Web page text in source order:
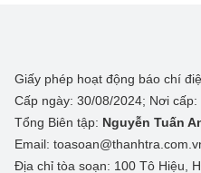
Giấy phép hoạt động báo chí
Cấp ngày: 30/08/2024; Nơi
Tổng Biên tập: Nguyễn Tuấn
Email:
Địa chỉ tòa soạn: 100 Tô Hiệu,